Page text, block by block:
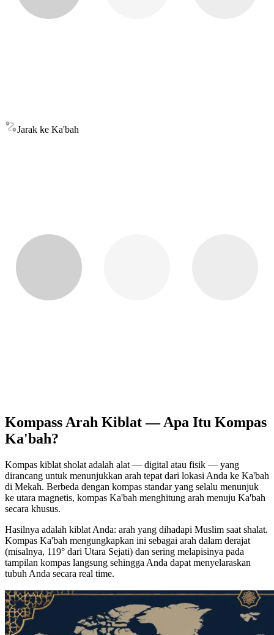
Jarak ke Ka'bah
Kompass Arah Kiblat — Apa Itu Kompas
Ka'bah?
Kompas kiblat sholat adalah alat — digital atau fisik — yang
dirancang untuk menunjukkan arah tepat dari lokasi Anda ke Ka'bah
di Mekah. Berbeda dengan kompas standar yang selalu menunjuk
ke utara magnetis, kompas Ka'bah menghitung arah menuju Ka'bah
secara khusus.
Hasilnya adalah kiblat Anda: arah yang dihadapi Muslim saat shalat.
Kompas Ka'bah mengungkapkan ini sebagai arah dalam derajat
(misalnya, 119° dari Utara Sejati) dan sering melapisinya pada
tampilan kompas langsung sehingga Anda dapat menyelaraskan
tubuh Anda secara real time.